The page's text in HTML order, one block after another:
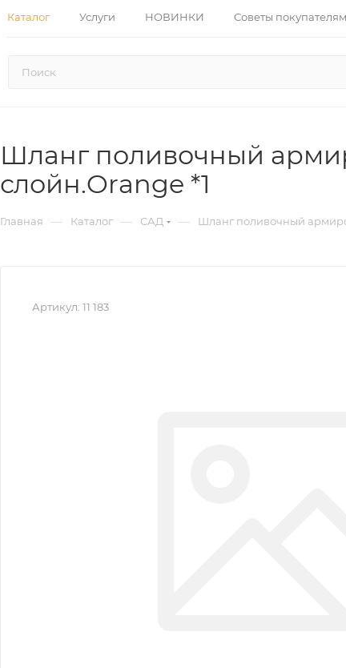
Каталог Услуги НОВИНКИ Советы покупателям
Шланг поливочный
слойн.Orange *1
Главная — Каталог — САД — Шланг поливочный
Артикул: 11 183